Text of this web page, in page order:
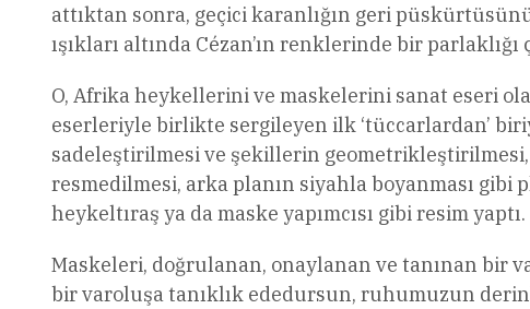
attıktan sonra, geçici karanlığın geri
ışıkları altında Cézan’ın renklerinde bir
O, Afrika heykellerini ve maskelerini sanat eseri
eserleriyle birlikte sergileyen ilk ‘tüccarlardan’
sadeleştirilmesi ve şekillerin
resmedilmesi, arka planın siyahla boyanması
heykeltıraş ya da maske yapımcısı gibi resim yaptı.
Maskeleri, doğrulanan, onaylanan ve tanınan bir
bir varoluşa tanıklık ededursun, ruhumuzun